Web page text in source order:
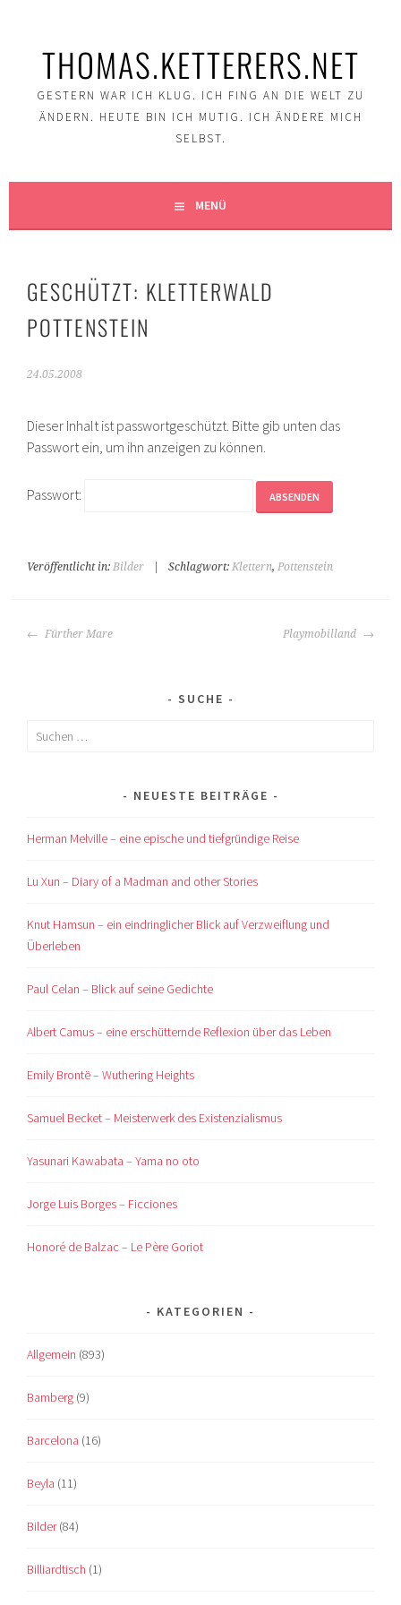
THOMAS.KETTERERS.NET
GESTERN WAR ICH KLUG. ICH FING AN DIE WELT ZU
ÄNDERN. HEUTE BIN ICH MUTIG. ICH ÄNDERE MICH
SELBST.
MENÜ
GESCHÜTZT: KLETTERWALD
POTTENSTEIN
24.05.2008
Dieser Inhalt ist passwortgeschützt. Bitte gib unten das
Passwort ein, um ihn anzeigen zu können.
Passwort:
Veröffentlicht in: Bilder Schlagwort: Klettern, Pottenstein
BEITRAGS-
Fürther Mare Playmobilland
SUCHE
Suchen
NEUESTE BEITRÄGE
Herman Melville – eine epische und tiefgründige Reise
Lu Xun – Diary of a Madman and other Stories
Knut Hamsun – ein eindringlicher Blick auf Verzweiflung und
Überleben
Paul Celan – Blick auf seine Gedichte
Albert Camus – eine erschütternde Reflexion über das Leben
Emily Brontë – Wuthering Heights
Samuel Becket – Meisterwerk des Existenzialismus
Yasunari Kawabata – Yama no oto
Jorge Luis Borges – Ficciones
Honoré de Balzac – Le Père Goriot
KATEGORIEN
Allgemein (893)
Bamberg (9)
Barcelona (16)
Beyla (11)
Bilder(84)
Billiardtisch (1)